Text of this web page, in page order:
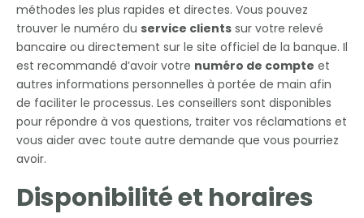
méthodes les plus rapides et directes. Vous pouvez
trouver le numéro du service clients sur votre relevé
bancaire ou directement sur le site officiel de la banque. Il
est recommandé d’avoir votre numéro de compte et
autres informations personnelles à portée de main afin
de faciliter le processus. Les conseillers sont disponibles
pour répondre à vos questions, traiter vos réclamations et
vous aider avec toute autre demande que vous pourriez
avoir.
Disponibilité et horaires